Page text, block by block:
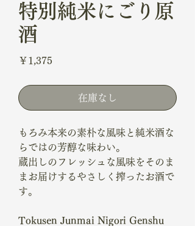
特別純米にごり原
酒
￥1,375
在庫なし
もろみ本来の素朴な風味と純米酒な
らではの芳醇な味わい。
蔵出しのフレッシュな風味をそのま
まお届けするやさしく搾ったお酒で
す。
Tokusen Junmai Nigori Genshu